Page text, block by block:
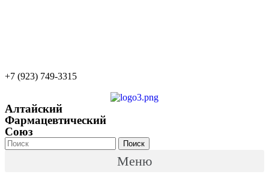
+7 (923) 749-3315
Алтайский
Фармацевтический
Союз
Поиск
Меню